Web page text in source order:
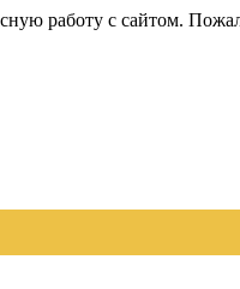
работу с сайтом.